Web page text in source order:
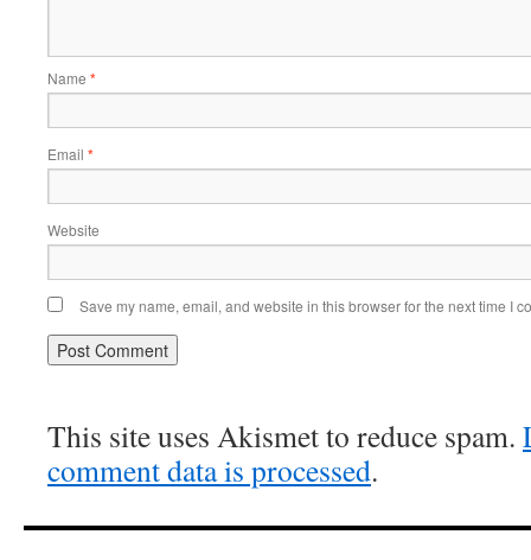
Name *
Email *
Website
Save my name, email, and website in this browser for the next time I
This site uses Akismet to reduce spam.
comment data is processed.